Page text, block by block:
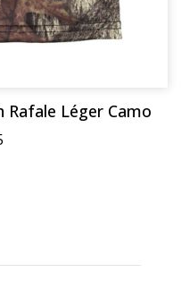
Rafale Léger Camo